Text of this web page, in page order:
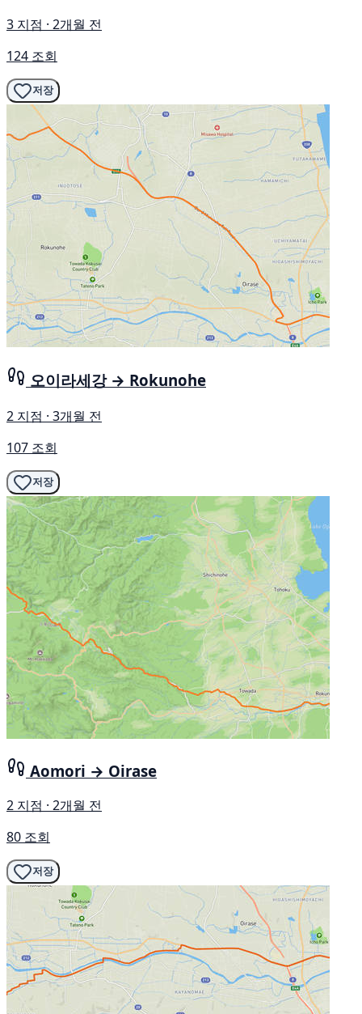
3 지점 · 2개월 전
124 조회
저장
오이라세강 → Rokunohe
2 지점 · 3개월 전
107 조회
저장
Aomori → Oirase
2 지점 · 2개월 전
80 조회
저장